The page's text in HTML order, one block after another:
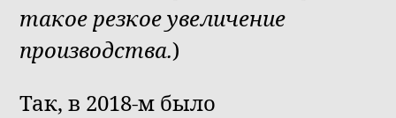
такое резкое увеличение
производства.)
Так, в 2018-м было